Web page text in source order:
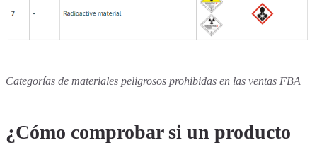
Categorías de materiales peligrosos prohibidas en las ventas FBA
¿Cómo comprobar si un producto